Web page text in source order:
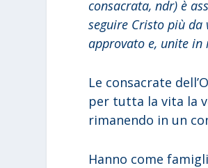
consacrata, ndr) è
seguire Cristo più da
approvato e, unite in
Le consacrate
per tutta la vita la
rimanendo in un
Hanno come